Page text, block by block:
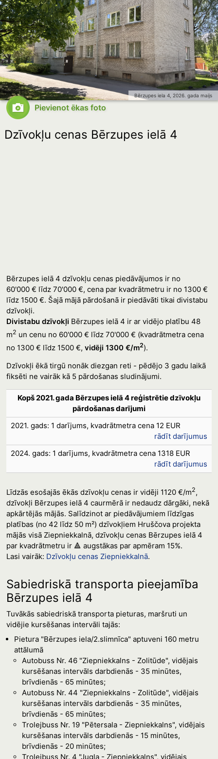
Bērzupes iela 4, 2026. gada maijs
Pievienot ēkas foto
Dzīvokļu cenas Bērzupes ielā 4
Bērzupes ielā 4 dzīvokļu cenas piedāvājumos ir no
60'000 € līdz 70'000 €, cena par kvadrātmetru ir no 1300 €
līdz 1500 €. Šajā mājā pārdošanā ir piedāvāti tikai divistabu
dzīvokļi.
Divistabu dzīvokļi Bērzupes ielā 4 ir ar vidējo platību 48
m2 un cenu no 60'000 € līdz 70'000 € (kvadrātmetra cena
no 1300 € līdz 1500 €, vidēji 1300 €/m2).
Dzīvokļi ēkā tirgū nonāk diezgan reti - pēdējo 3 gadu laikā
fiksēti ne vairāk kā 5 pārdošanas sludinājumi.
Kopš 2021. gada Bērzupes ielā 4 reģistrētie dzīvokļu
pārdošanas darījumi
2021. gads: 1 darījums, kvadrātmetra cena 12 EUR
rādīt darījumus
2024. gads: 1 darījums, kvadrātmetra cena 1318 EUR
rādīt darījumus
Līdzās esošajās ēkās dzīvokļu cenas ir vidēji 1120 €/m2,
dzīvokļi Bērzupes ielā 4 caurmērā ir nedaudz dārgāki, nekā
apkārtējās mājās. Salīdzinot ar piedāvājumiem līdzīgas
platības (no 42 līdz 50 m²) dzīvokļiem Hruščova projekta
mājās visā Ziepniekkalnā, dzīvokļu cenas Bērzupes ielā 4
par kvadrātmetru ir 🔺 augstākas par apmēram 15%.
Lasi vairāk: Dzīvokļu cenas Ziepniekkalnā.
Sabiedriskā transporta pieejamība
Bērzupes ielā 4
Tuvākās sabiedriskā transporta pieturas, maršruti un
vidējie kursēšanas intervāli tajās:
Pietura "Bērzupes iela/2.slimnīca" aptuveni 160 metru
attālumā
Autobuss Nr. 46 "Ziepniekkalns - Zolitūde", vidējais
kursēšanas intervāls darbdienās - 35 minūtes,
brīvdienās - 65 minūtes;
Autobuss Nr. 44 "Ziepniekkalns - Zolitūde", vidējais
kursēšanas intervāls darbdienās - 35 minūtes,
brīvdienās - 65 minūtes;
Trolejbuss Nr. 19 "Pētersala - Ziepniekkalns", vidējais
kursēšanas intervāls darbdienās - 15 minūtes,
brīvdienās - 20 minūtes;
Trolejbuss Nr. 4 "Jugla - Ziepniekkalns", vidējais